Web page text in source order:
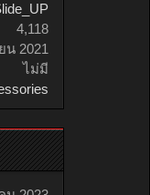
4,118
น 2021
ไม่มี